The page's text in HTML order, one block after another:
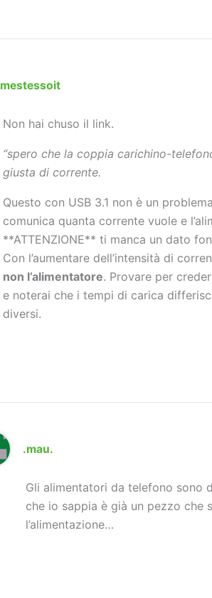
mestessoit
Non hai chuso il link.
“spero che la coppia carichino-
giusta di corrente.
Questo con USB 3.1 non è un
comunica quanta corrente vuole e
**ATTENZIONE** ti manca un dato
Con l’aumentare dell’intensità di
non l’alimentatore. Provare per
e noterai che i tempi di carica
diversi.
.mau.
Gli alimentatori da telefono sono
che io sappia è già un pezzo
l’alimentazione…